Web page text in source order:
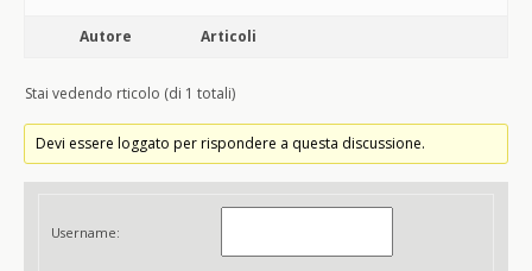
Autore Articoli
Stai vedendo rticolo (di 1 totali)
Devi essere loggato per rispondere a questa discussione.
Username: